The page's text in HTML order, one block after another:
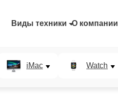
Виды техники О компании
iMac Watch